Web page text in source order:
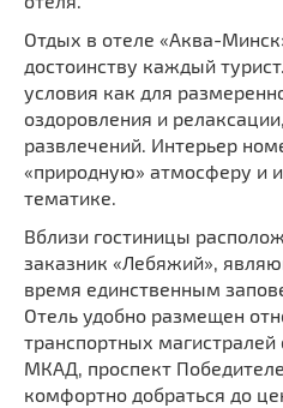
Отдых в отеле «Аква-
достоинству каждый
условия как для
оздоровления и
развлечений. Интерьер
«природную» атмосферу и
тематике.
Вблизи гостиницы
заказник «Лебяжий»,
время единственным
Отель удобно размещен
транспортных
МКАД, проспект
комфортно добраться до